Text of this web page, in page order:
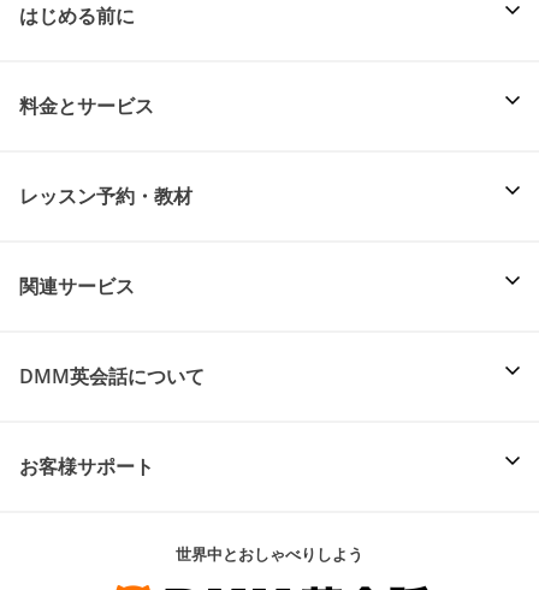
はじめる前に
料金とサービス
レッスン予約・教材
関連サービス
DMM英会話について
お客様サポート
世界中とおしゃべりしよう